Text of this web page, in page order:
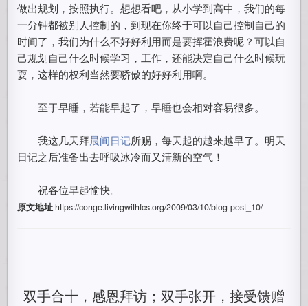
做出规划，按照执行。想想看吧，从小学到高中，我们的每
一分钟都被别人控制的，到现在你终于可以自己控制自己的
时间了，我们为什么不好好利用而是要挥霍浪费呢？可以自
己规划自己什么时候学习，工作，还能决定自己什么时候玩
耍，这样的权利当然要骄傲的好好利用啊。
至于早睡，若能早起了，早睡也会相对容易很多。
我这几天拜晨间日记所赐，每天起的越来越早了。明天
日记之后准备出去呼吸冰冷而又清新的空气！
祝各位早起愉快。
原文地址https://conge.livingwithfcs.org/2009/03/10/blog-post_10/
双手合十，感恩拜访；双手张开，接受馈赠